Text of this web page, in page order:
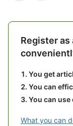
Register as
You get
You can
You can use
What you can